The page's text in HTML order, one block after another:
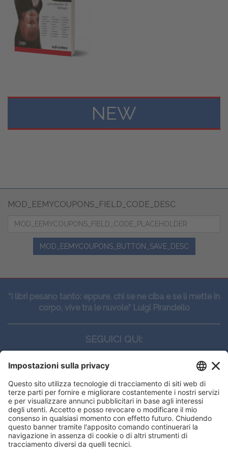
NEW
MOD_EEMYCOUPONS_FIELD_CODE_DESC
MOD_EEMYCOUPONS_BUTTON_SAVE_DESC
“I libri pesano tanto: eppure, chi se ne ciba e se li mette in
corpo, vive tra le nuvole” Luigi Pirandello
SEGUICI QUI:
CONTATTI
Edi.Ermes srl
Viale E. Forlanini, 21 - 20134, Milano
(+39)027021121
E-mail:eeinfo@eenet.it